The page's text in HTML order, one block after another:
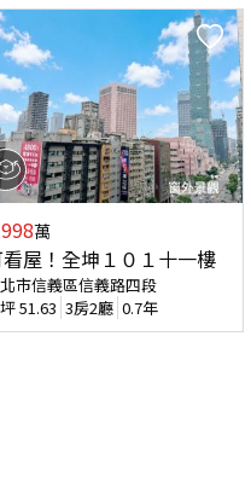
萬
屋！全坤１０１十一樓
市信義區信義路四段
51.63 3房2廳 0.7年